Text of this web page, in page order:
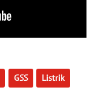
GSS Listrik